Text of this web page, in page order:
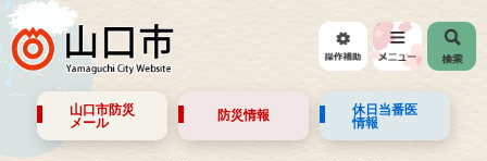
山口市防災
メール
防災情報
休日当番医
情報